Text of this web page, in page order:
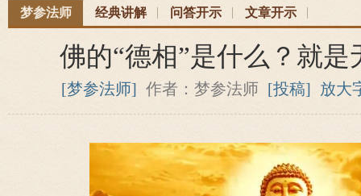
梦参法师 经典讲解 问答开示 文章开示
佛的“德相”是什么？就是
[梦参法师] 作者：梦参法师 [投稿] 放大